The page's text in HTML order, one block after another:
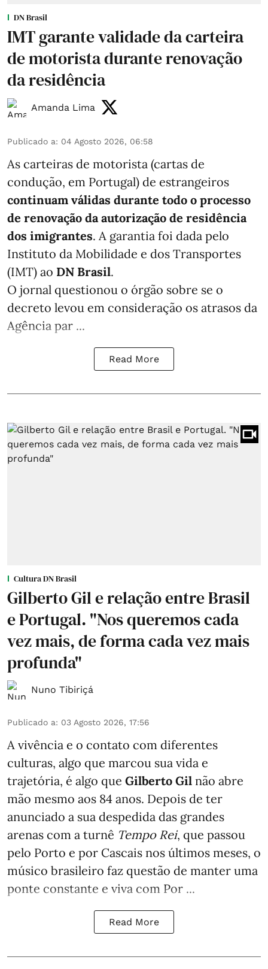
DN Brasil
IMT garante validade da carteira
de motorista durante renovação
da residência
Amanda Lima
Publicado a: 04 Agosto 2026, 06:58
As carteiras de motorista (cartas de
condução, em Portugal) de estrangeiros
continuam válidas durante todo o processo
de renovação da autorização de residência
dos imigrantes. A garantia foi dada pelo
Instituto da Mobilidade e dos Transportes
(IMT) ao DN Brasil.
O jornal questionou o órgão sobre se o
decreto levou em consideração os atrasos da
Agência par ...
Read More
Cultura DN Brasil
Gilberto Gil e relação entre Brasil
e Portugal. "Nos queremos cada
vez mais, de forma cada vez mais
profunda"
Nuno Tibiriçá
Publicado a: 03 Agosto 2026, 17:56
A vivência e o contato com diferentes
culturas, algo que marcou sua vida e
trajetória, é algo que Gilberto Gil não abre
mão mesmo aos 84 anos. Depois de ter
anunciado a sua despedida das grandes
arenas com a turnê Tempo Rei, que passou
pelo Porto e por Cascais nos últimos meses, o
músico brasileiro faz questão de manter uma
ponte constante e viva com Por ...
Read More